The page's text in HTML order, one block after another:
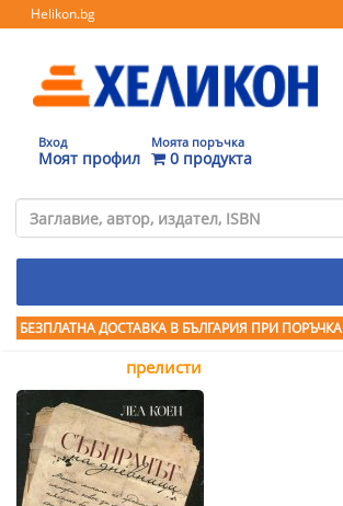
Helikon.bg
Вход
Моят профил
Моята поръчка
0 продукта
БЕЗПЛАТНА ДОСТАВКА В БЪЛГАРИЯ ПРИ ПОРЪЧКА
прелисти